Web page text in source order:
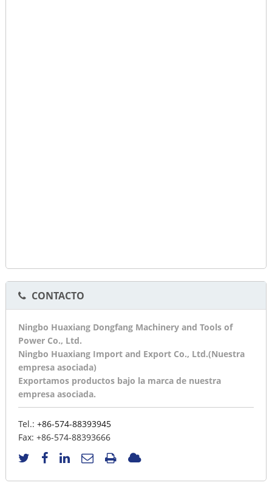
CONTACTO
Ningbo Huaxiang Dongfang Machinery and Tools of
Power Co., Ltd.
Ningbo Huaxiang Import and Export Co., Ltd.(Nuestra
empresa asociada)
Exportamos productos bajo la marca de nuestra
empresa asociada.
Tel.: +86-574-88393945
Fax: +86-574-88393666